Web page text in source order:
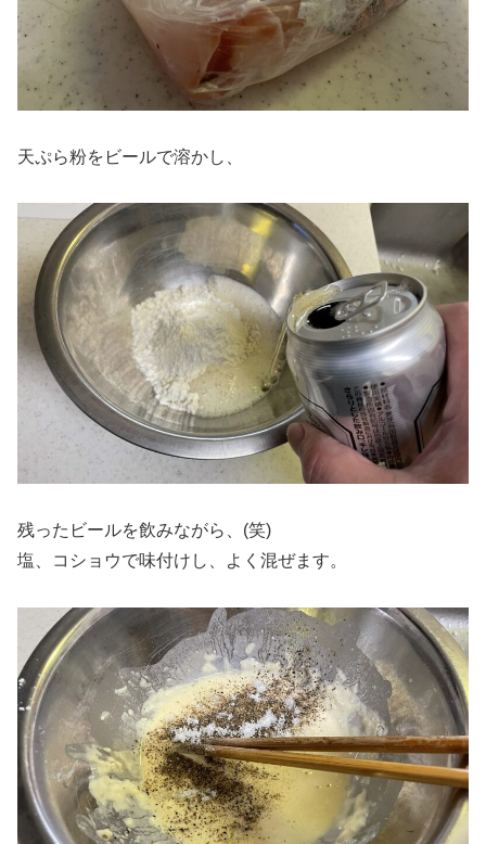
天ぷら粉をビールで溶かし、
残ったビールを飲みながら、(笑)
塩、コショウで味付けし、よく混ぜます。